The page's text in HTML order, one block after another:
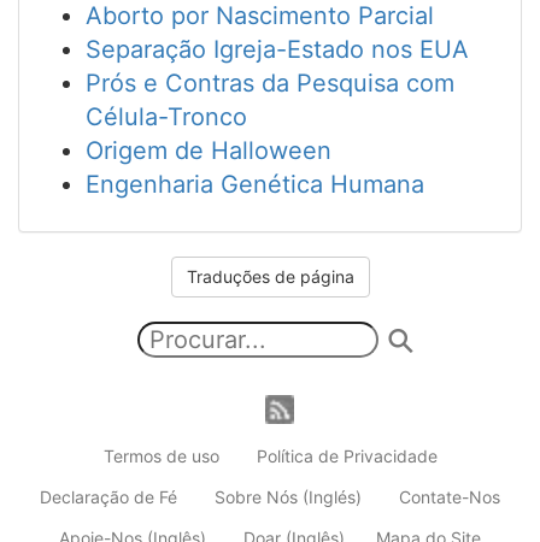
Aborto por Nascimento Parcial
Separação Igreja-Estado nos EUA
Prós e Contras da Pesquisa com
Célula-Tronco
Origem de Halloween
Engenharia Genética Humana
Traduções de página
Termos de uso
Política de Privacidade
Declaração de Fé
Sobre Nós (Inglés)
Contate-Nos
Apoie-Nos (Inglês)
Doar (Inglês) Mapa do Site